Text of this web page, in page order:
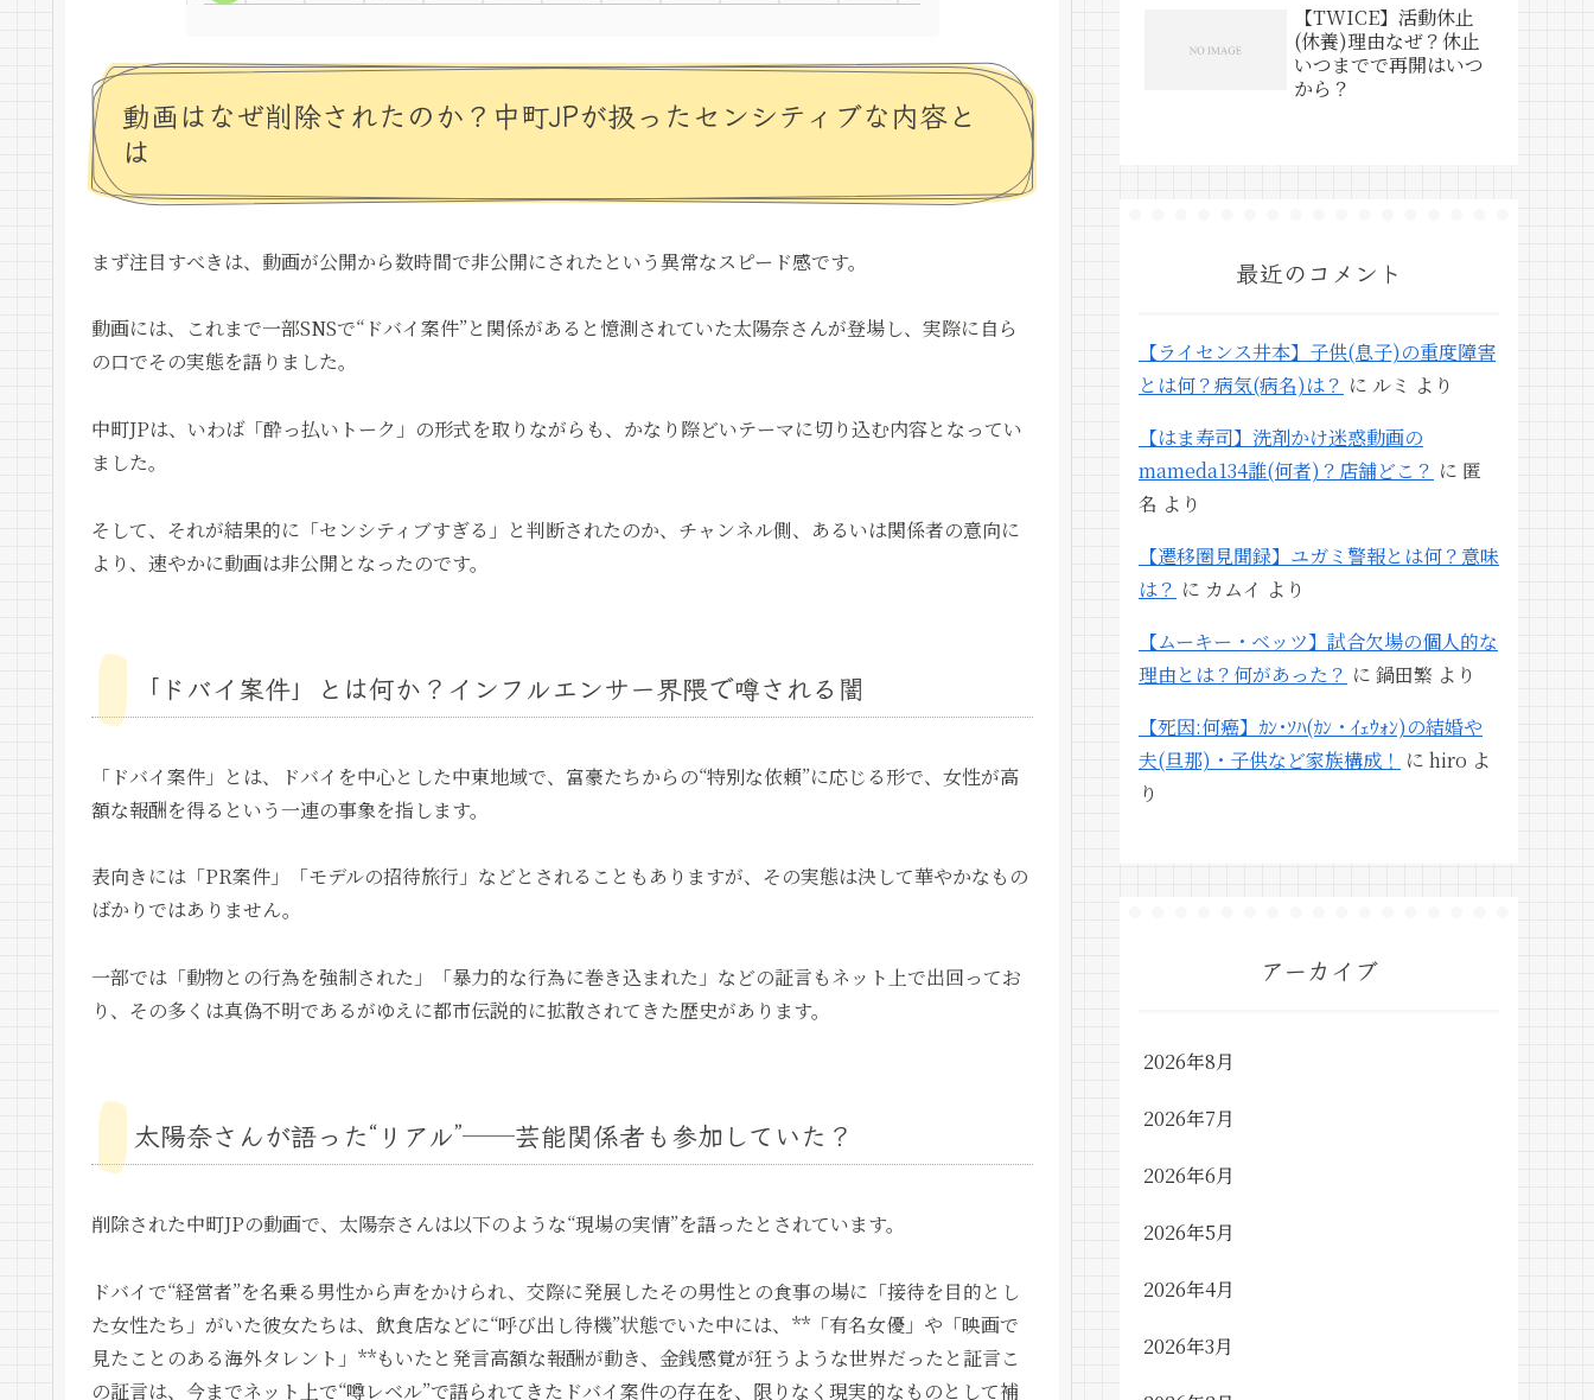
動画はなぜ削除されたのか？中町JPが扱ったセンシティブな内容と
は
まず注目すべきは、動画が公開から数時間で非公開にされたという異常なスピード感です。
動画には、これまで一部SNSで“ドバイ案件”と関係があると憶測されていた太陽奈さんが登場し、実際に自ら
の口でその実態を語りました。
中町JPは、いわば「酔っ払いトーク」の形式を取りながらも、かなり際どいテーマに切り込む内容となってい
ました。
そして、それが結果的に「センシティブすぎる」と判断されたのか、チャンネル側、あるいは関係者の意向に
より、速やかに動画は非公開となったのです。
「ドバイ案件」とは何か？インフルエンサー界隈で噂される闇
「ドバイ案件」とは、ドバイを中心とした中東地域で、富豪たちからの“特別な依頼”に応じる形で、女性が高
額な報酬を得るという一連の事象を指します。
表向きには「PR案件」「モデルの招待旅行」などとされることもありますが、その実態は決して華やかなもの
ばかりではありません。
一部では「動物との行為を強制された」「暴力的な行為に巻き込まれた」などの証言もネット上で出回ってお
り、その多くは真偽不明であるがゆえに都市伝説的に拡散されてきた歴史があります。
太陽奈さんが語った“リアル”──芸能関係者も参加していた？
削除された中町JPの動画で、太陽奈さんは以下のような“現場の実情”を語ったとされています。
ドバイで“経営者”を名乗る男性から声をかけられ、交際に発展したその男性との食事の場に「接待を目的とし
た女性たち」がいた彼女たちは、飲食店などに“呼び出し待機”状態でいた中には、**「有名女優」や「映画で
見たことのある海外タレント」**もいたと発言高額な報酬が動き、金銭感覚が狂うような世界だったと証言こ
の証言は、今までネット上で“噂レベル”で語られてきたドバイ案件の存在を、限りなく現実的なものとして補
【TWICE】活動休止
(休養)理由なぜ？休止
いつまでで再開はいつ
から？
最近のコメント
【ライセンス井本】子供(息子)の重度障害
とは何？病気(病名)は？ に ルミ より
【はま寿司】洗剤かけ迷惑動画の
mameda134誰(何者)？店舗どこ？ に 匿
名 より
【遷移圏見聞録】ユガミ警報とは何？意味
は？ に カムイ より
【ムーキー・ベッツ】試合欠場の個人的な
理由とは？何があった？ に 鍋田繁 より
【死因:何癌】ｶﾝ･ｿﾊ(ｶﾝ・ｲｪｳｫﾝ)の結婚や
夫(旦那)・子供など家族構成！ に hiro よ
り
アーカイブ
2026年8月
2026年7月
2026年6月
2026年5月
2026年4月
2026年3月